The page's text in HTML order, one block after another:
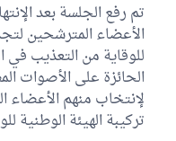
تم رفع الجلسة بعد
الأعضاء المترشحين
للوقاية من التعذيب في
الحائزة على الأصوات
لإنتخاب منهم
تركيبة الهيئة الوطنية